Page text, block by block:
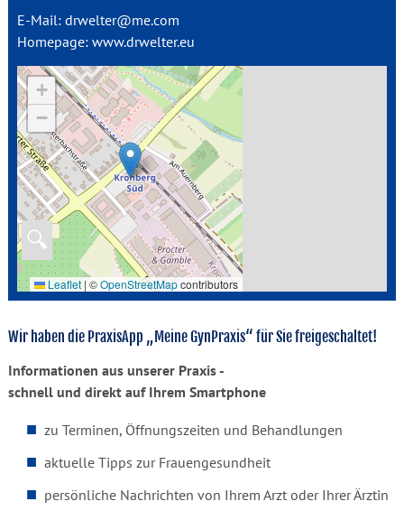
E-Mail: drwelter@me.com
Homepage: www.drwelter.eu
+
−
Leaflet | ©OpenStreetMapcontributors
🔍
Wir haben die PraxisApp „Meine GynPraxis“ für Sie freigeschaltet!
Informationen aus unserer Praxis -
schnell und direkt auf Ihrem Smartphone
zu Terminen, Öffnungszeiten und Behandlungen
aktuelle Tipps zur Frauengesundheit
persönliche Nachrichten von Ihrem Arzt oder Ihrer Ärztin